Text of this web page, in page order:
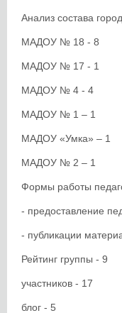
Анализ состава
МАДОУ № 18 - 8
МАДОУ № 17 - 1
МАДОУ № 4 - 4
МАДОУ № 1 – 1
МАДОУ «Умка» – 1
МАДОУ № 2 – 1
Формы работы
- предоставление
- публикации
Рейтинг группы - 9
участников - 17
блог - 5